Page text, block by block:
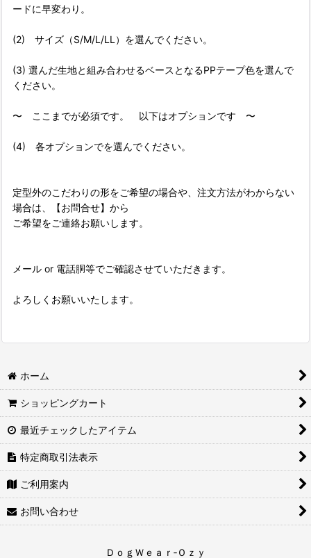
ードに早変わり。
(2) サイズ（S/M/L/LL）を選んでください。
(3) 選んだ生地と組み合わせるベースとなるPPテープ色を選んで
ください。
〜 ここまでが必須です。 以下はオプションです 〜
(4) 各オプションでを選んでください。
定型外のこだわりの形をご希望の場合や、注文方法がわからない
場合は、【お問合せ】から
ご希望をご連絡お願いします。
メール or 電話胴等でご確認させていただきます。
よろしくお願いいたします。
ホーム
ショッピングカート
最近チェックしたアイテム
特定商取引法表示
ご利用案内
お問い合わせ
ＤｏｇＷｅａｒ‐Ｏｚｙ